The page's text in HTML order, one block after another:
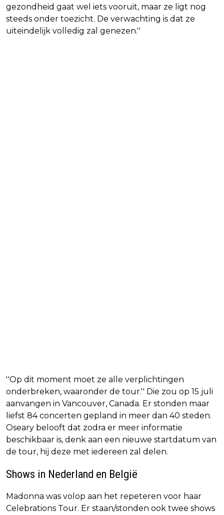
gezondheid gaat wel iets vooruit, maar ze ligt nog
steeds onder toezicht. De verwachting is dat ze
uiteindelijk volledig zal genezen.''
''Op dit moment moet ze alle verplichtingen
onderbreken, waaronder de tour.'' Die zou op 15 juli
aanvangen in Vancouver, Canada. Er stonden maar
liefst 84 concerten gepland in meer dan 40 steden.
Oseary belooft dat zodra er meer informatie
beschikbaar is, denk aan een nieuwe startdatum van
de tour, hij deze met iedereen zal delen.
Shows in Nederland en België
Madonna was volop aan het repeteren voor haar
Celebrations Tour. Er staan/stonden ook twee shows